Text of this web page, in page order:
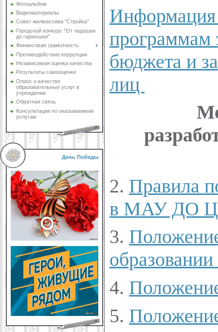
Фотоальбом
Видеоматериалы
Совет жилмассива "Стройка"
Городской конкурс "От ладошки
до гармошки"
Финансовая грамотность
Противодействие коррупции
Независимая оценка качества
Результаты самооценки
Опрос о качестве
образовательных услуг в
учреждении
Обратная связь
Консультации по оказываемым
услугам
День Победы
Информация
программам
бюджета и
лиц
2. Правила
в МАУ ДО
3.
4.
5.